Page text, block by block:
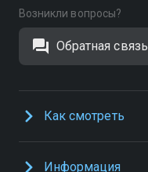
Возникли вопросы?
Обратная связь
Как смотреть
Информация